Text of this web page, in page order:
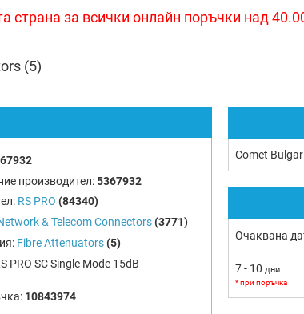
страна за всички онлайн поръчки над
(5)
производител:5367932
RS PRO (84340)
& Telecom Connectors (3771)
Fibre Attenuators (5)
PRO SC Single Mode 15dB
10843974
Comet
Очаквана
7 - 10 дни
* при поръчка